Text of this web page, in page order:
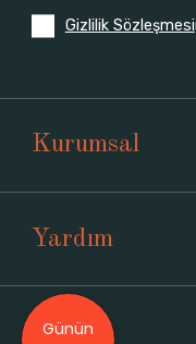
Gizlilik Sözleşmesi
Kurumsal
Yardım
Üyelik
Günün